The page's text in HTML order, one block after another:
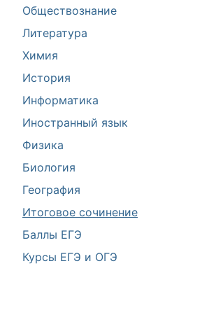
Обществознание
Литература
Химия
История
Информатика
Иностранный язык
Физика
Биология
География
Итоговое сочинение
Баллы ЕГЭ
Курсы ЕГЭ и ОГЭ